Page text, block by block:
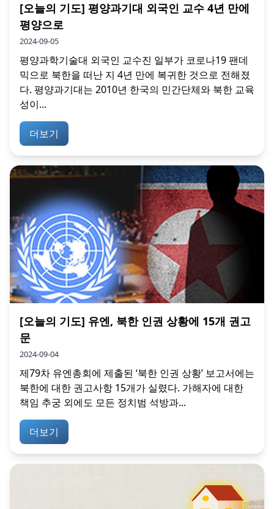
[오늘의 기도] 평양과기대 외국인 교수 4년 만에
평양으로
2024-09-05
평양과학기술대 외국인 교수진 일부가 코로나19 팬데
믹으로 북한을 떠난 지 4년 만에 복귀한 것으로 전해졌
다. 평양과기대는 2010년 한국의 민간단체와 북한 교육
성이...
더보기
[오늘의 기도] 유엔, 북한 인권 상황에 15개 권고
문
2024-09-04
제79차 유엔총회에 제출된 ‘북한 인권 상황’ 보고서에는
북한에 대한 권고사항 15개가 실렸다. 가해자에 대한
책임 추궁 외에도 모든 정치범 석방과...
더보기